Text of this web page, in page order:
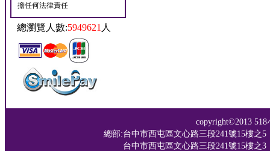
擔任何法律責任
總瀏覽人數:5949621 人
copyright©2013
總部:台中市西屯區文心路三段241號15樓之
台中市西屯區文心路三段241號15樓